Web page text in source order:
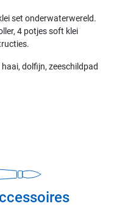
set onderwaterwereld.
4 potjes soft klei
haai, dolfijn, zeeschildpad